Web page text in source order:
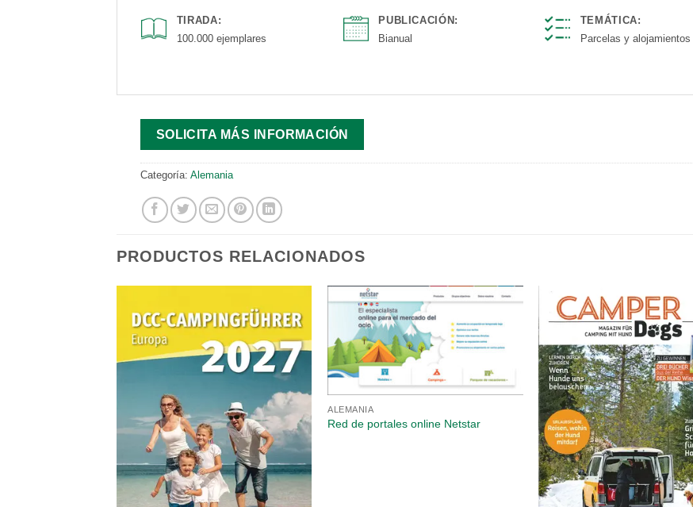
TIRADA:
100.000 ejemplares
PUBLICACIÓN:
Bianual
TEMÁTICA:
Parcelas y alojamientos
SOLICITA MÁS INFORMACIÓN
Categoría: Alemania
PRODUCTOS RELACIONADOS
ALEMANIA
Red de portales online Netstar